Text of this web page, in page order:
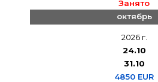
Занято
октябрь
2026 г.
24.10
31.10
4850 EUR